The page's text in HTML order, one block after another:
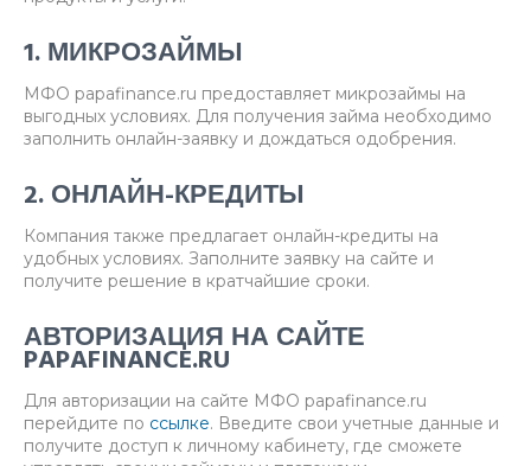
1. МИКРОЗАЙМЫ
МФО papafinance.ru предоставляет микрозаймы на
выгодных условиях. Для получения займа необходимо
заполнить онлайн-заявку и дождаться одобрения.
2. ОНЛАЙН-КРЕДИТЫ
Компания также предлагает онлайн-кредиты на
удобных условиях. Заполните заявку на сайте и
получите решение в кратчайшие сроки.
АВТОРИЗАЦИЯ НА САЙТЕ
PAPAFINANCE.RU
Для авторизации на сайте МФО papafinance.ru
перейдите по ссылке. Введите свои учетные данные и
получите доступ к личному кабинету, где сможете